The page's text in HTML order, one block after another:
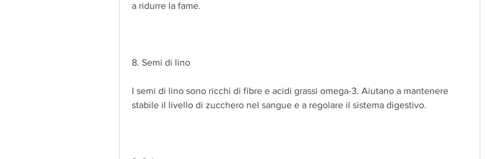
a ridurre la fame.
8. Semi di lino
I semi di lino sono ricchi di fibre e acidi grassi omega-3. Aiutano a mantenere
stabile il livello di zucchero nel sangue e a regolare il sistema digestivo.